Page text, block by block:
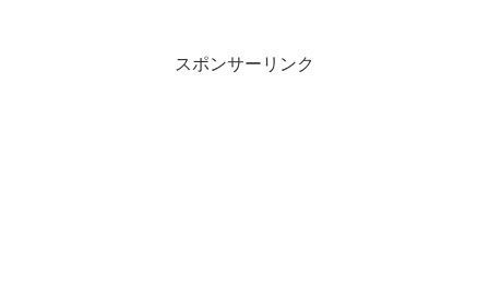
スポンサーリンク